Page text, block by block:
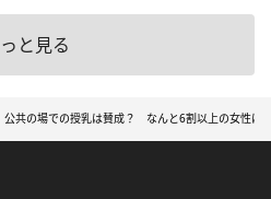
と見る
公共の場での授乳は賛成？ なんと6割以上の女性は